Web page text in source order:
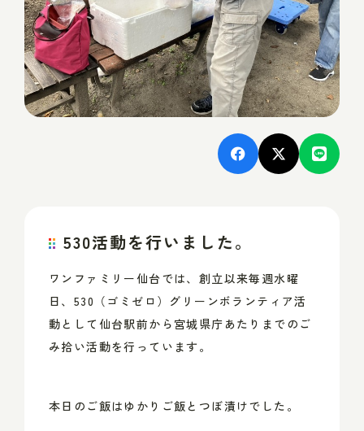
530活動を行いました。
ワンファミリー仙台では、創立以来毎週水曜
日、 530 （ゴミゼロ）グリーンボランティア活
動として仙台駅前から宮城県庁あたりまでのご
み拾い活動を行っています。
本日のご飯はゆかりご飯とつぼ漬けでした。